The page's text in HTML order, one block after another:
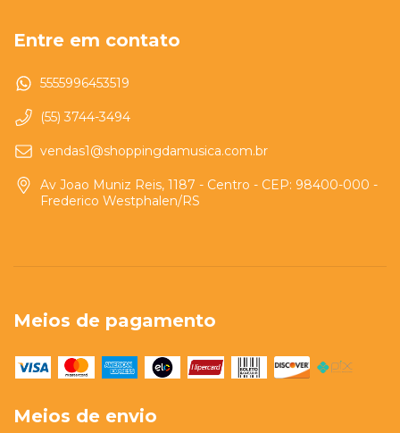
Entre em contato
5555996453519
(55) 3744-3494
vendas1@shoppingdamusica.com.br
Av Joao Muniz Reis, 1187 - Centro - CEP: 98400-000 -
Frederico Westphalen/RS
Meios de pagamento
Meios de envio